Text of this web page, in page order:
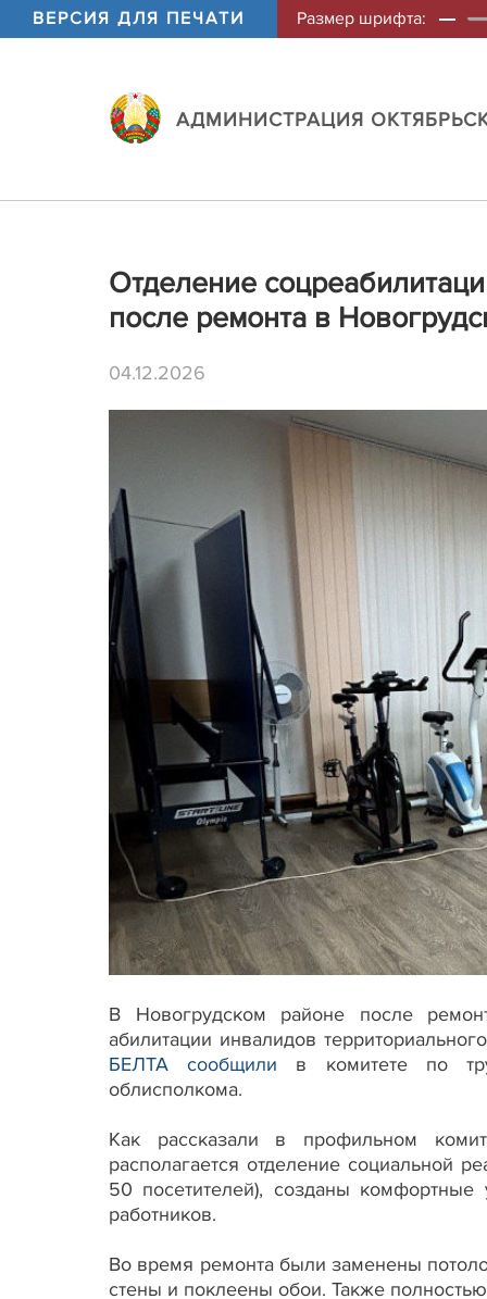
ВЕРСИЯ ДЛЯ ПЕЧАТИ Размер шрифта:
АДМИНИСТРАЦИЯ
Отделение
после ремонта в
04.12.2026
В Новогрудском районе после
абилитации инвалидов
БЕЛТА сообщили в комитете по
облисполкома.
Как рассказали в профильном
располагается отделение социальной
50 посетителей), созданы комфортные
работников.
Во время ремонта были заменены
стены и поклеены обои. Также